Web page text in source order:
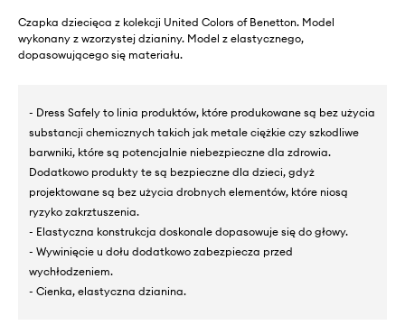
Czapka dziecięca z kolekcji United Colors of Benetton. Model
wykonany z wzorzystej dzianiny. Model z elastycznego,
dopasowującego się materiału.
- Dress Safely to linia produktów, które produkowane są bez użycia
substancji chemicznych takich jak metale ciężkie czy szkodliwe
barwniki, które są potencjalnie niebezpieczne dla zdrowia.
Dodatkowo produkty te są bezpieczne dla dzieci, gdyż
projektowane są bez użycia drobnych elementów, które niosą
ryzyko zakrztuszenia.
- Elastyczna konstrukcja doskonale dopasowuje się do głowy.
- Wywinięcie u dołu dodatkowo zabezpiecza przed
wychłodzeniem.
- Cienka, elastyczna dzianina.